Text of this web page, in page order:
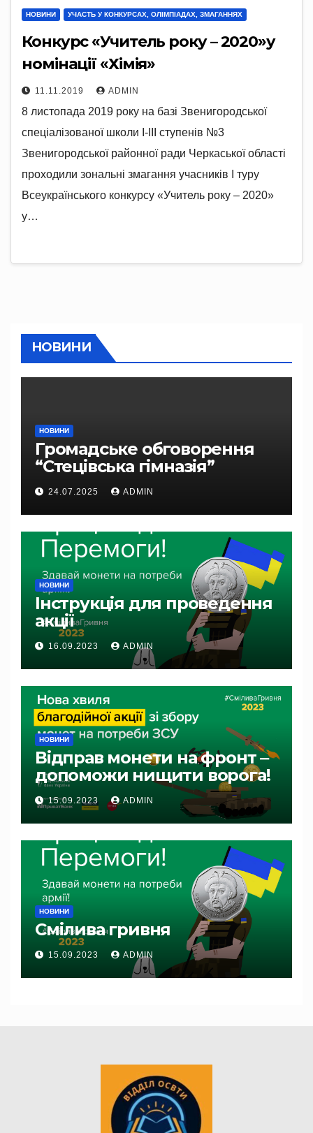
НОВИНИ УЧАСТЬ У КОНКУРСАХ, ОЛІМПІАДАХ, ЗМАГАННЯХ
Конкурс «Учитель року – 2020»у
номінації «Хімія»
11.11.2019 ADMIN
8 листопада 2019 року на базі Звенигородської
спеціалізованої школи І-ІІІ ступенів №3
Звенигородської районної ради Черкаської області
проходили зональні змагання учасників І туру
Всеукраїнського конкурсу «Учитель року – 2020»
у…
НОВИНИ
НОВИНИ
Громадське обговорення
“Стецівська гімназія”
24.07.2025 ADMIN
НОВИНИ
Інструкція для проведення
акції
16.09.2023 ADMIN
НОВИНИ
Відправ монети на фронт ‒
допоможи нищити ворога!
15.09.2023 ADMIN
НОВИНИ
Смілива гривня
15.09.2023 ADMIN